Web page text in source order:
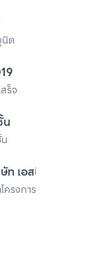
ต
ร็จ
น
ท เอสซี แอส
คอร์ปอเรชั่น
รงการ